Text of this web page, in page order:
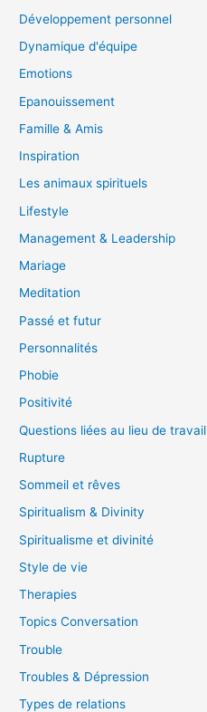
Développement personnel
Dynamique d'équipe
Emotions
Epanouissement
Famille & Amis
Inspiration
Les animaux spirituels
Lifestyle
Management & Leadership
Mariage
Meditation
Passé et futur
Personnalités
Phobie
Positivité
Questions liées au lieu de travail
Rupture
Sommeil et rêves
Spiritualism & Divinity
Spiritualisme et divinité
Style de vie
Therapies
Topics Conversation
Trouble
Troubles & Dépression
Types de relations